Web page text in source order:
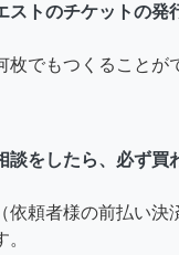
ストのチケットの発
枚でもつくることが
談をしたら、必ず買
依頼者様の前払い決